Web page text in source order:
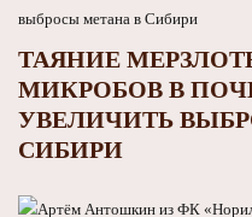
ТАЯНИЕ
МИКРОБОВ В
УВЕЛИЧИТЬ
СИБИРИ